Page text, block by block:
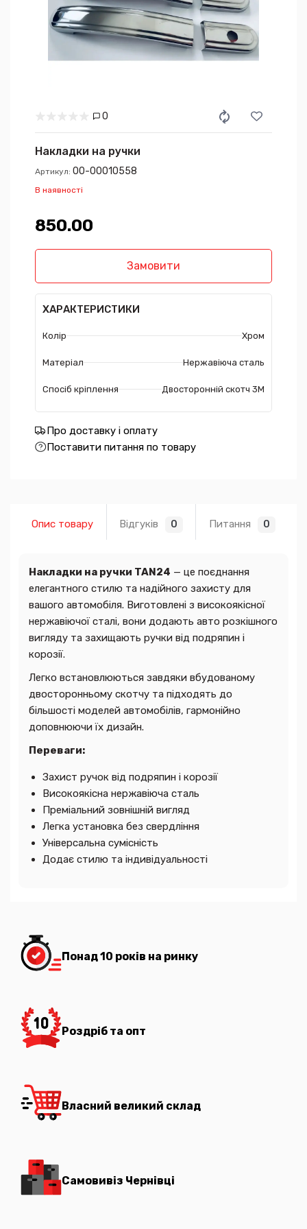
0
Накладки на ручки
Артикул: 00-00010558
В наявності
850.00₴
Замовити
ХАРАКТЕРИСТИКИ
Колір Хром
Матеріал Нержавіюча сталь
Спосіб кріплення Двосторонній скотч 3М
Про доставку і оплату
Поставити питання по товару
Опис товару Відгуків 0 Питання 0
Накладки на ручки TAN24 — це поєднання
елегантного стилю та надійного захисту для
вашого автомобіля. Виготовлені з високоякісної
нержавіючої сталі, вони додають авто розкішного
вигляду та захищають ручки від подряпин і
корозії.
Легко встановлюються завдяки вбудованому
двосторонньому скотчу та підходять до
більшості моделей автомобілів, гармонійно
доповнюючи їх дизайн.
Переваги:
Захист ручок від подряпин і корозії
Високоякісна нержавіюча сталь
Преміальний зовнішній вигляд
Легка установка без свердління
Універсальна сумісність
Додає стилю та індивідуальності
Понад 10 років на ринку
Роздріб та опт
Власний великий склад
Самовивіз Чернівці